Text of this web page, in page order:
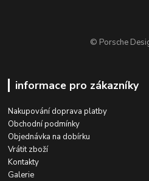
© Porsche
informace pro zákazníky
Nakupování doprava platby
Obchodní podmínky
Objednávka na dobírku
Vrátit zboží
Kontakty
Galerie